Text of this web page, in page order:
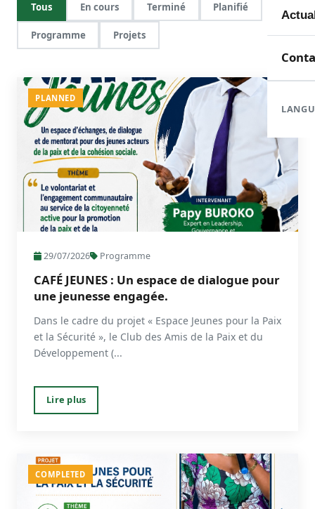
Tous En cours Terminé Planifié
Programme Projets
PLANNED
29/07/2026 Programme
CAFÉ JEUNES : Un espace de dialogue pour
une jeunesse engagée.
Dans le cadre du projet « Espace Jeunes pour la Paix
et la Sécurité », le Club des Amis de la Paix et du
Développement (...
Lire plus
COMPLETED